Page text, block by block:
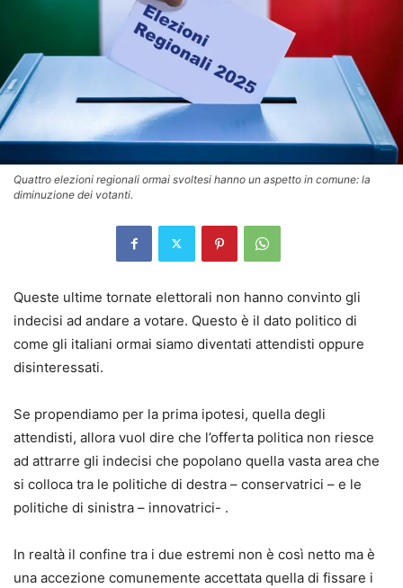
Quattro elezioni regionali ormai svoltesi hanno un aspetto in comune: la
diminuzione dei votanti.
Queste ultime tornate elettorali non hanno convinto gli
indecisi ad andare a votare. Questo è il dato politico di
come gli italiani ormai siamo diventati attendisti oppure
disinteressati.
Se propendiamo per la prima ipotesi, quella degli
attendisti, allora vuol dire che l’offerta politica non riesce
ad attrarre gli indecisi che popolano quella vasta area che
si colloca tra le politiche di destra – conservatrici – e le
politiche di sinistra – innovatrici- .
In realtà il confine tra i due estremi non è così netto ma è
una accezione comunemente accettata quella di fissare i